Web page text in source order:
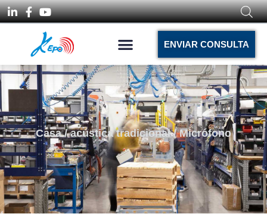
ENVIAR CONSULTA
Casa/acústica tradicional/ Micrófono